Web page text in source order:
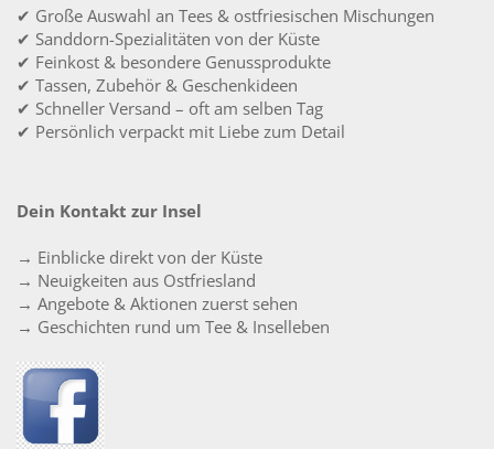
✔ Große Auswahl an Tees & ostfriesischen Mischungen
✔ Sanddorn-Spezialitäten von der Küste
✔ Feinkost & besondere Genussprodukte
✔ Tassen, Zubehör & Geschenkideen
✔ Schneller Versand – oft am selben Tag
✔ Persönlich verpackt mit Liebe zum Detail
Dein Kontakt zur Insel
→ Einblicke direkt von der Küste
→ Neuigkeiten aus Ostfriesland
→ Angebote & Aktionen zuerst sehen
→ Geschichten rund um Tee & Inselleben